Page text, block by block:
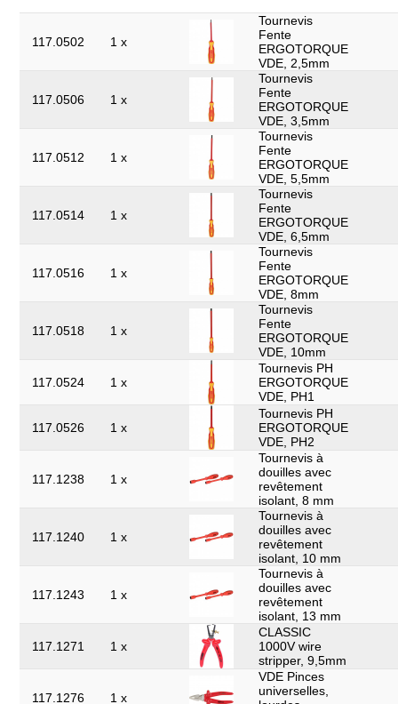
117.0502 1 x
Tournevis
Fente
ERGOTORQUE
VDE, 2,5mm
117.0506 1 x
Tournevis
Fente
ERGOTORQUE
VDE, 3,5mm
117.0512 1 x
Tournevis
Fente
ERGOTORQUE
VDE, 5,5mm
117.0514 1 x
Tournevis
Fente
ERGOTORQUE
VDE, 6,5mm
117.0516 1 x
Tournevis
Fente
ERGOTORQUE
VDE, 8mm
117.0518 1 x
Tournevis
Fente
ERGOTORQUE
VDE, 10mm
117.0524 1 x
Tournevis PH
ERGOTORQUE
VDE, PH1
117.0526 1 x
Tournevis PH
ERGOTORQUE
VDE, PH2
117.1238 1 x
Tournevis à
douilles avec
revêtement
isolant, 8 mm
117.1240 1 x
Tournevis à
douilles avec
revêtement
isolant, 10 mm
117.1243 1 x
Tournevis à
douilles avec
revêtement
isolant, 13 mm
117.1271 1 x
CLASSIC
1000V wire
stripper, 9,5mm
117.1276 1 x
VDE Pinces
universelles,